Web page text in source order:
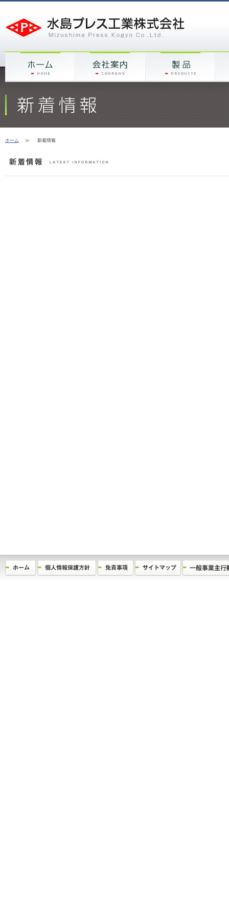
ホーム ≫ 新着情報